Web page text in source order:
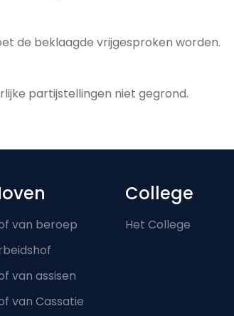
de beklaagde vrijgesproken worden.
partijstellingen niet gegrond.
van beroep
van assisen
van Cassatie
College
Het College